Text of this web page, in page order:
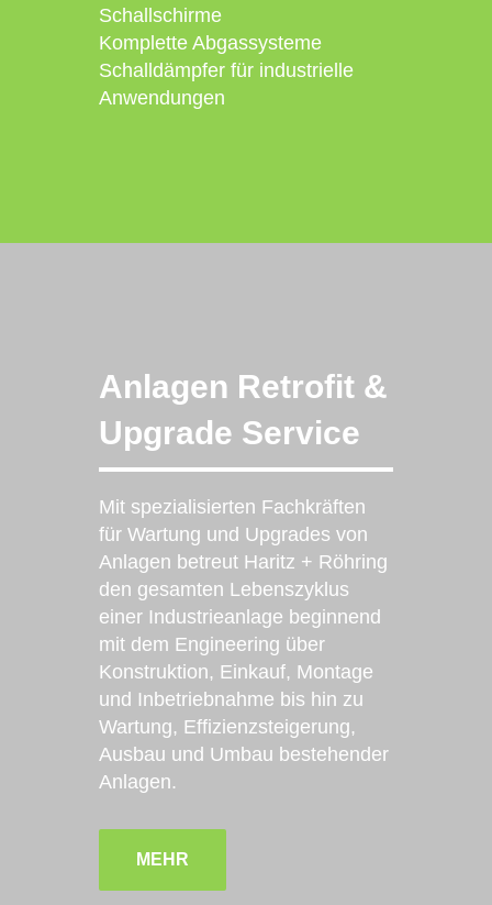
Schallschirme
Komplette Abgassysteme
Schalldämpfer für industrielle
Anwendungen
Anlagen Retrofit &
Upgrade Service
Mit spezialisierten Fachkräften
für Wartung und Upgrades von
Anlagen betreut Haritz + Röhring
den gesamten Lebenszyklus
einer Industrieanlage beginnend
mit dem Engineering über
Konstruktion, Einkauf, Montage
und Inbetriebnahme bis hin zu
Wartung, Effizienzsteigerung,
Ausbau und Umbau bestehender
Anlagen.
MEHR